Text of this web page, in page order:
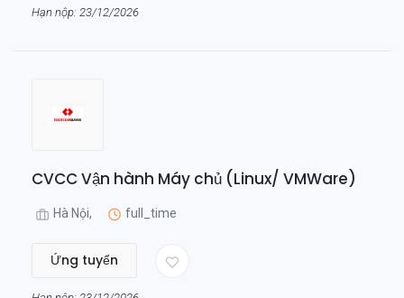
Hạn nộp: 23/12/2026
CVCC Vận hành Máy chủ (Linux/ VMWare)
Hà Nội, full_time
Ứng tuyển